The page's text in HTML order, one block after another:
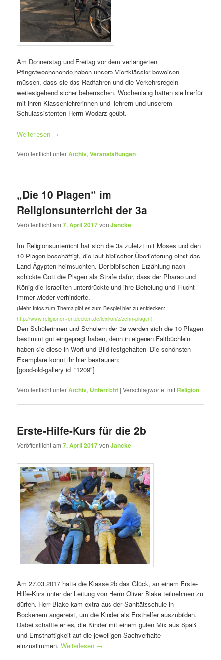
Am Donnerstag und Freitag vor dem verlängerten
Pfingstwochenende haben unsere Viertklässler beweisen
müssen, dass sie das Radfahren und die Verkehrsregeln
weitestgehend sicher beherrschen. Wochenlang hatten sie hierfür
mit ihren Klassenlehrerinnen und -lehrern und unserem
Schulassistenten Herrn Wodarz geübt.
Weiterlesen →
Veröffentlicht unterArchiv,Veranstaltungen
„Die 10 Plagen“ im
Religionsunterricht der 3a
Veröffentlicht am7. April 2017vonJancke
Im Religionsunterricht hat sich die 3a zuletzt mit Moses und den
10 Plagen beschäftigt, die laut biblischer Überlieferung einst das
Land Ägypten heimsuchten. Der biblischen Erzählung nach
schickte Gott die Plagen als Strafe dafür, dass der Pharao und
König die Israeliten unterdrückte und ihre Befreiung und Flucht
immer wieder verhinderte.
(Mehr Infos zum Thema gibt es zum Beispiel hier zu entdecken:
http://www.religionen-entdecken.de/lexikon/z/zehn-plagen)
Den Schülerinnen und Schülern der 3a werden sich die 10 Plagen
bestimmt gut eingeprägt haben, denn in eigenen Faltbüchlein
haben sie diese in Wort und Bild festgehalten. Die schönsten
Exemplare könnt ihr hier bestaunen:
[good-old-gallery id=“1209″]
Veröffentlicht unterArchiv, Unterricht |Verschlagwortet mit Religion
Erste-Hilfe-Kurs für die 2b
Veröffentlicht am7. April 2017vonJancke
Am 27.03.2017 hatte die Klasse 2b das Glück, an einem Erste-
Hilfe-Kurs unter der Leitung von Herrn Oliver Blake teilnehmen zu
dürfen. Herr Blake kam extra aus der Sanitätsschule in
Bockenem angereist, um die Kinder als Ersthelfer auszubilden.
Dabei schaffte er es, die Kinder mit einem guten Mix aus Spaß
und Ernsthaftigkeit auf die jeweiligen Sachverhalte
einzustimmen.Weiterlesen →